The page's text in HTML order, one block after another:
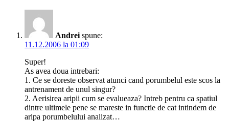
Andrei spune:
11.12.2006 la 01:09
Super!
As avea doua intrebari:
1. Ce se doreste observat atunci cand porumbelul este scos la
antrenament de unul singur?
2. Aerisirea aripii cum se evalueaza? Intreb pentru ca spatiul
dintre ultimele pene se mareste in functie de cat intindem de
aripa porumbelului analizat…